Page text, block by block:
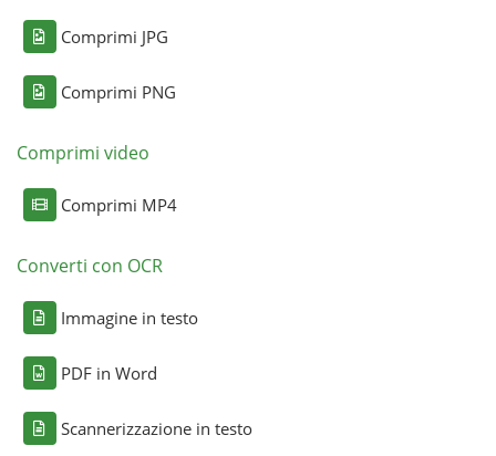
Comprimi JPG
Comprimi PNG
Comprimi video
Comprimi MP4
Converti con OCR
Immagine in testo
PDF in Word
Scannerizzazione in testo